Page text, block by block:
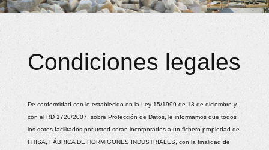
Condiciones legales
De conformidad con lo establecido en la Ley 15/1999 de 13 de diciembre y
con el RD 1720/2007, sobre Protección de Datos, le informamos que todos
los datos facilitados por usted serán incorporados a un fichero propiedad de
FHISA, FÁBRICA DE HORMIGONES INDUSTRIALES , con la finalidad de